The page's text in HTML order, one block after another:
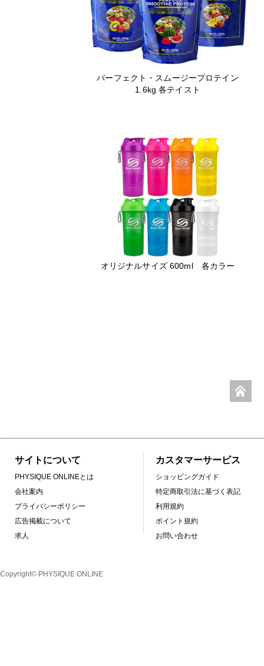
パーフェクト・スムージープロテイン
1.6kg 各テイスト
オリジナルサイズ 600ml 各カラー
サイトについて
PHYSIQUE ONLINEとは
会社案内
プライバシーポリシー
広告掲載について
求人
カスタマーサービス
ショッピングガイド
特定商取引法に基づく表記
利用規約
ポイント規約
お問い合わせ
Copyright© PHYSIQUE ONLINE